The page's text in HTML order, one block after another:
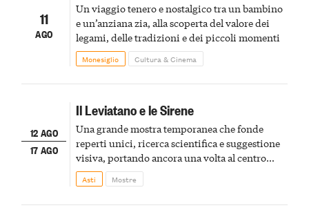
11
AGO
Un viaggio tenero e nostalgico tra un bambino
e un’anziana zia, alla scoperta del valore dei
legami, delle tradizioni e dei piccoli momenti
Monesiglio Cultura & Cinema
12 AGO
17 AGO
Il Leviatano e le Sirene
Una grande mostra temporanea che fonde
reperti unici, ricerca scientifica e suggestione
visiva, portando ancora una volta al centro
della scena le meraviglie del passato astigiano
Asti Mostre